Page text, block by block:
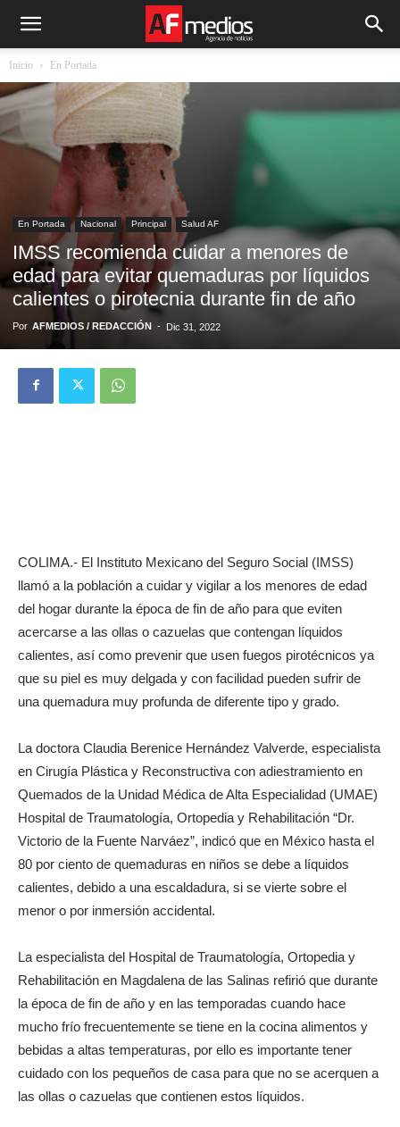
Inicio En Portada
En Portada Nacional Principal Salud AF
IMSS recomienda cuidar a menores de
edad para evitar quemaduras por líquidos
calientes o pirotecnia durante fin de año
Por AFMEDIOS / REDACCIÓN - Dic 31, 2022
COLIMA.- El Instituto Mexicano del Seguro Social (IMSS)
llamó a la población a cuidar y vigilar a los menores de edad
del hogar durante la época de fin de año para que eviten
acercarse a las ollas o cazuelas que contengan líquidos
calientes, así como prevenir que usen fuegos pirotécnicos ya
que su piel es muy delgada y con facilidad pueden sufrir de
una quemadura muy profunda de diferente tipo y grado.
La doctora Claudia Berenice Hernández Valverde, especialista
en Cirugía Plástica y Reconstructiva con adiestramiento en
Quemados de la Unidad Médica de Alta Especialidad (UMAE)
Hospital de Traumatología, Ortopedia y Rehabilitación “Dr.
Victorio de la Fuente Narváez”, indicó que en México hasta el
80 por ciento de quemaduras en niños se debe a líquidos
calientes, debido a una escaldadura, si se vierte sobre el
menor o por inmersión accidental.
La especialista del Hospital de Traumatología, Ortopedia y
Rehabilitación en Magdalena de las Salinas refirió que durante
la época de fin de año y en las temporadas cuando hace
mucho frío frecuentemente se tiene en la cocina alimentos y
bebidas a altas temperaturas, por ello es importante tener
cuidado con los pequeños de casa para que no se acerquen a
las ollas o cazuelas que contienen estos líquidos.